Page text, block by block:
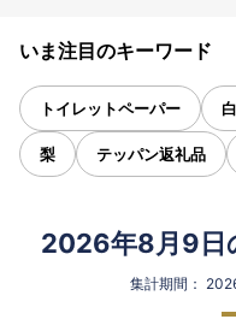
いま注目のキーワード
トイレットペーパー
梨 テッパン返礼品
2026年8月9日
集計期間：